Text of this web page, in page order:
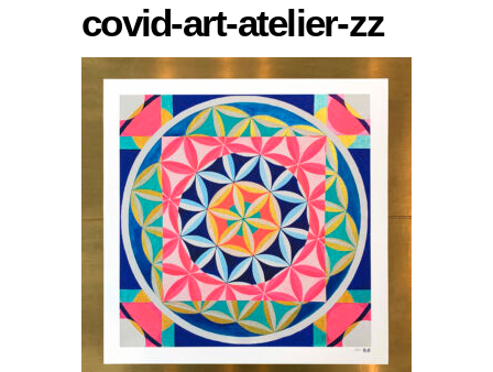
covid-art-atelier-zz